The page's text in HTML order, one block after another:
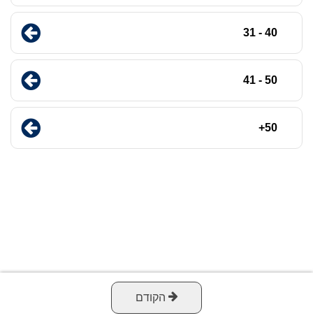
40 - 31
50 - 41
50+
הקודם